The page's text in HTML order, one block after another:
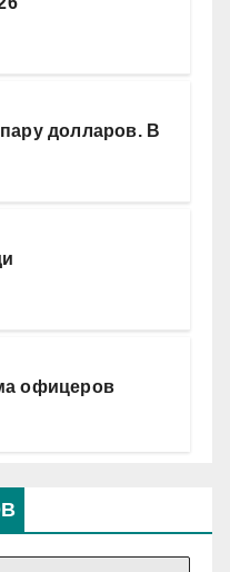
долларов. В
офицеров